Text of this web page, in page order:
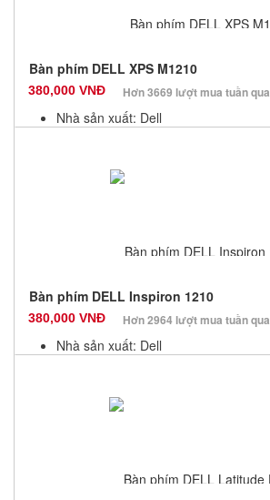
Bàn phím DELL XPS M1210
380,000 VNĐ Hơn 3669 lượt mua tuần qua
Nhà sản xuất: Dell
Số lượng: 10
Bàn phím DELL Inspiron 1210
380,000 VNĐ Hơn 2964 lượt mua tuần qua
Nhà sản xuất: Dell
Số lượng: 10